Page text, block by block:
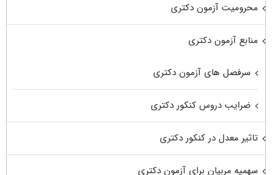
محرومیت آزمون دکتری
منابع آزمون دکتری
سرفصل های آزمون دکتری
ضرایب دروس کنکور دکتری
تاثیر معدل در کنکور دکتری
سهمیه مربیان برای آزمون دکتری